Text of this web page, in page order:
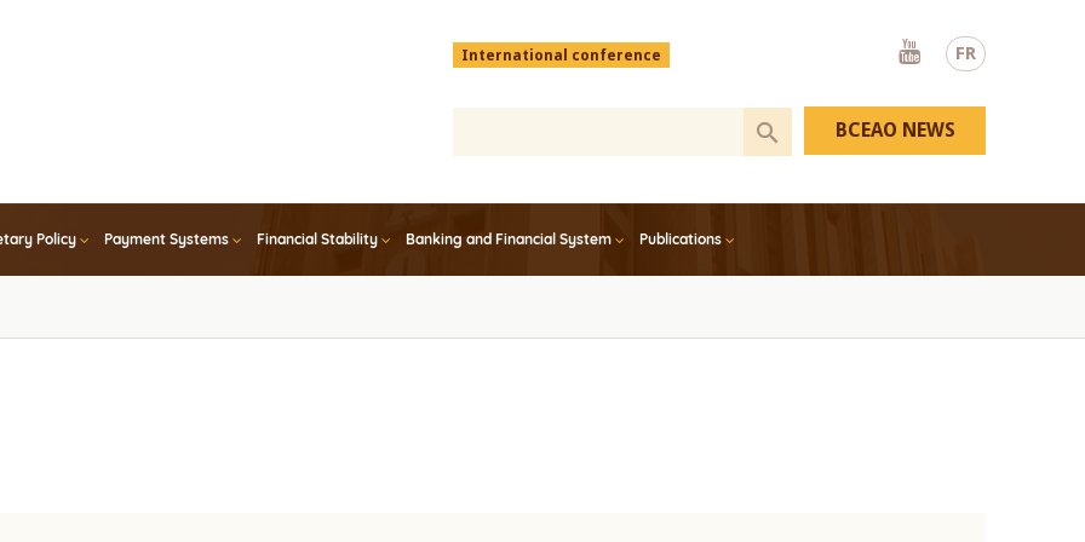
FR
Menu
top
International conference
Youtube
Policy Payment Systems Financial Stability Banking and Financial System Publications
BCEAO NEWS